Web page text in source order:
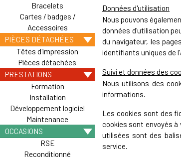
Bracelets
Cartes / badges /
Accessoires
PIÈCES DÉTACHÉES
Têtes d'impression
Pièces détachées
PRESTATIONS
Formation
Installation
Développement logiciel
Maintenance
OCCASIONS
RSE
Reconditionné
Données d'utilisation
Nous pouvons
données d'utilisation
du navigateur, les
identifiants uniques de
Suivi et données des
Nous utilisons des
informations.
Les cookies sont des
cookies sont envoyés
utilisées sont des
service.